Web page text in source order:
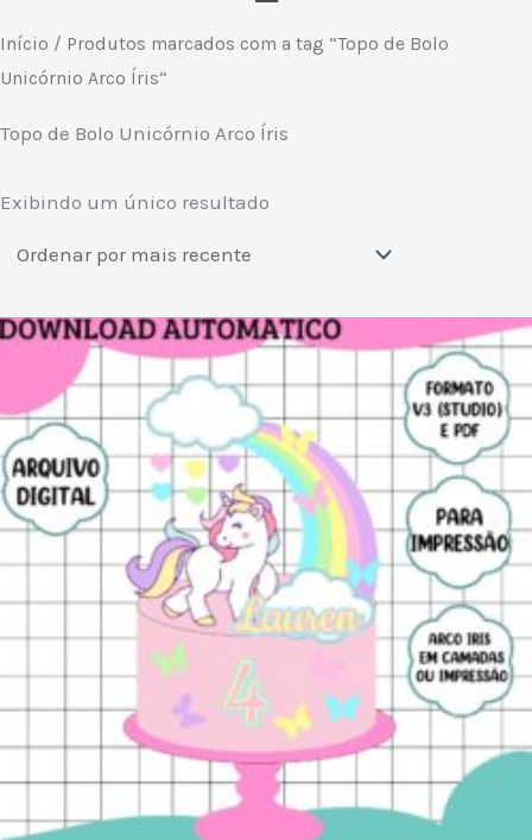
Início / Produtos marcados com a tag “Topo de Bolo
Unicórnio Arco Íris”
Topo de Bolo Unicórnio Arco Íris
Exibindo um único resultado